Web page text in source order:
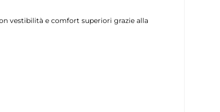
vestibilità e comfort superiori grazie alla